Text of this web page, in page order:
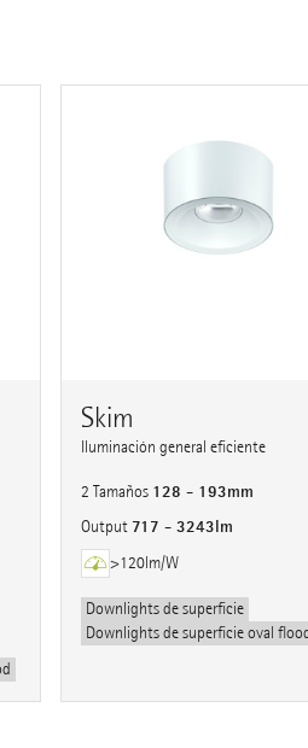
Skim
Iluminación general eficiente
2 Tamaños 128 - 193mm
Output 717 - 3243lm
>120lm/W
Downlights de superficie
Downlights de superficie oval